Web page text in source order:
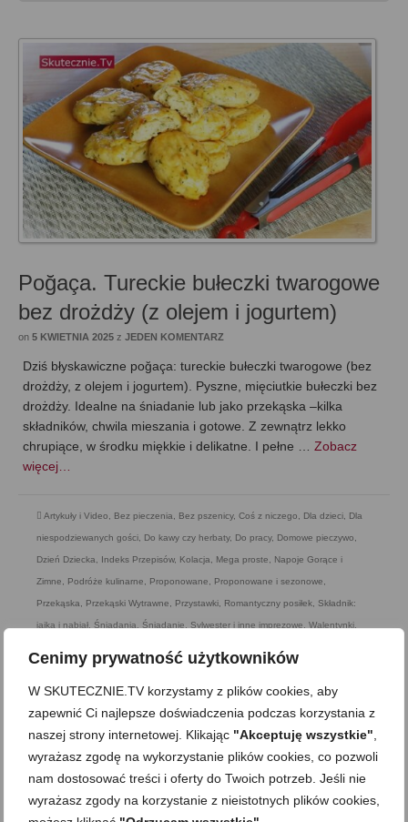
Cenimy prywatność użytkowników
W SKUTECZNIE.TV korzystamy z plików cookies, aby
zapewnić Ci najlepsze doświadczenia podczas korzystania z
naszej strony internetowej. Klikając "Akceptuję wszystkie"
wyrażasz zgodę na wykorzystanie plików cookies, co pozwoli
nam dostosować treści i oferty do Twoich potrzeb. Jeśli nie
wyrażasz zgody na korzystanie z nieistotnych plików cookies,
Poğaça. Tureckie bułeczki twarogowe
bez drożdży (z olejem i jogurtem)
on 5 KWIETNIA 2025 z JEDEN KOMENTARZ
Dziś błyskawiczne poğaça: tureckie bułeczki twarogowe (bez
drożdży, z olejem i jogurtem). Pyszne, mięciutkie bułeczki bez
drożdży. Idealne na śniadanie lub jako przekąska –kilka
składników, chwila mieszania i gotowe. Z zewnątrz lekko
chrupiące, w środku miękkie i delikatne. I pełne … Zobacz
więcej…
Artykuły i Video, Bez pieczenia, Bez pszenicy, Coś z niczego, Dla dzieci, Dla
niespodziewanych gości, Do kawy czy herbaty, Do pracy, Domowe pieczywo,
Dzień Dziecka, Indeks Przepisów, Kolacja, Mega proste, Napoje Gorące i
Zimne, Podróże kulinarne, Proponowane, Proponowane i sezonowe,
Przekąska, Przekąski Wytrawne, Przystawki, Romantyczny posiłek, Składnik:
jajka i nabiał, Śniadania, Śniadanie, Sylwester i inne imprezowe, Walentynki,